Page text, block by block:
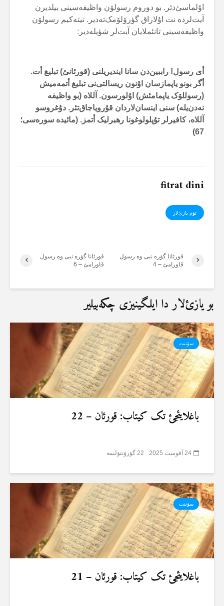
اۇلماسئ‌دئر. بو دوروم رسولۆن واظیفەسینی بیلدیرن
آیت‌لردە نت اۇلاراق گؤرۆلۆمک‌تەدیر. نیتەکیم رسولۆن
واظیفەسینی تانئملایان آیت‌لر شؤیلەدیر:
أی رسول! راببین‌دن سانا ایندیریلنی (قورئانئ) تبلیغ أت.
أگر بونو یاپمازسان اۇنون ریسالتی‌نی تبلیغ أتمەمیش
(رسوللۆک یاپمامئش) اۇلورسون. آللاە (بو واظیفە
نەدن‌یلە) سنی اینسان‌لاردان قۇرویاجاق‌تئر. دۇغروسو
آللاە، کافیرلر تۇپلولوغونا رهبرلیک أتمز. (مائیدە سورەسی؛
67
)
fitrat dini
تۆم یازئ‌لار
قورئانا گؤرە نبی وە رسول
قاورامئ – 6
قورئانا گؤرە نبی وە رسول
قاورامئ – 4
بو یازئ‌لار دا ایلگینیزی چکەبیلیر
سۆننت
باغلایئجئ تک کیتاب: قورئان – 22
24 آقوست 2025 22 گؤرۆنتۆلنمە
سۆننت
باغلایئجئ تک کیتاب: قورئان – 21